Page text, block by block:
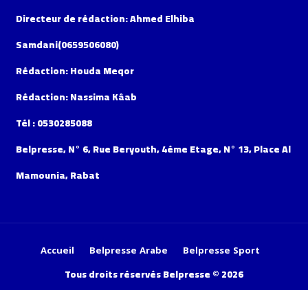
Directeur de rédaction: Ahmed Elhiba
Samdani(0659506080)
Rédaction: Houda Meqor
Rédaction: Nassima Kâab
Tél : 0530285088
Belpresse, N° 6, Rue Beryouth, 4éme Etage, N° 13, Place Al
Mamounia, Rabat
Accueil Belpresse Arabe Belpresse Sport
Tous droits réservés Belpresse © 2026